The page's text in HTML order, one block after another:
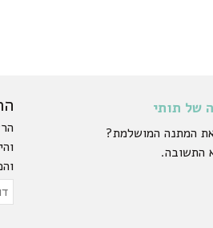
של תותי
המתנה המושלמת?
התשובה.